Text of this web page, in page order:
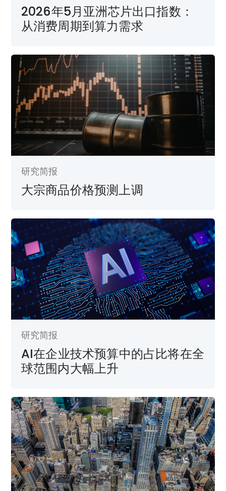
2026年5月亚洲芯片出口指数：
从消费周期到算力需求
研究简报
大宗商品价格预测上调
研究简报
AI在企业技术预算中的占比将在全
球范围内大幅上升